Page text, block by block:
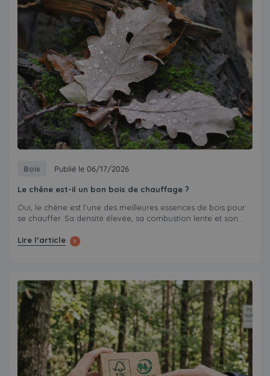
Bois Publié le 06/17/2026
Le chêne est-il un bon bois de chauffage ?
Oui, le chêne est l'une des meilleures essences de bois pour
se chauffer. Sa densité élevée, sa combustion lente et son...
Lire l’article